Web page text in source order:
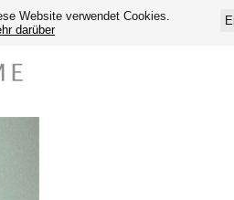
Website verwendet Cookies.
darüber